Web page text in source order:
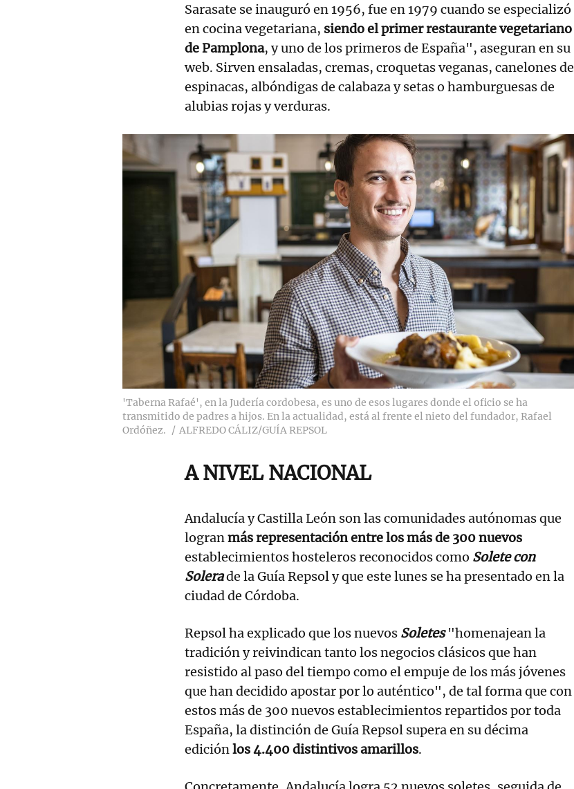
Sarasate se inauguró en 1956, fue en 1979 cuando se especializó
en cocina vegetariana, siendo el primer restaurante vegetariano
de Pamplona, y uno de los primeros de España", aseguran en su
web. Sirven ensaladas, cremas, croquetas veganas, canelones de
espinacas, albóndigas de calabaza y setas o hamburguesas de
alubias rojas y verduras.
'Taberna Rafaé', en la Judería cordobesa, es uno de esos lugares donde el oficio se ha
transmitido de padres a hijos. En la actualidad, está al frente el nieto del fundador, Rafael
Ordóñez.
ALFREDO CÁLIZ/GUÍA REPSOL
A NIVEL NACIONAL
Andalucía y Castilla León son las comunidades autónomas que
logranmás representación entre los más de 300 nuevos
establecimientos hosteleros reconocidos como Solete con
Solerade la Guía Repsol y que este lunes se ha presentado en la
ciudad de Córdoba.
Repsol ha explicado que los nuevos Soletes"homenajean la
tradición y reivindican tanto los negocios clásicos que han
resistido al paso del tiempo como el empuje de los más jóvenes
que han decidido apostar por lo auténtico", de tal forma que con
estos más de 300 nuevos establecimientos repartidos por toda
España, la distinción de Guía Repsol supera en su décima
ediciónlos 4.400 distintivos amarillos.